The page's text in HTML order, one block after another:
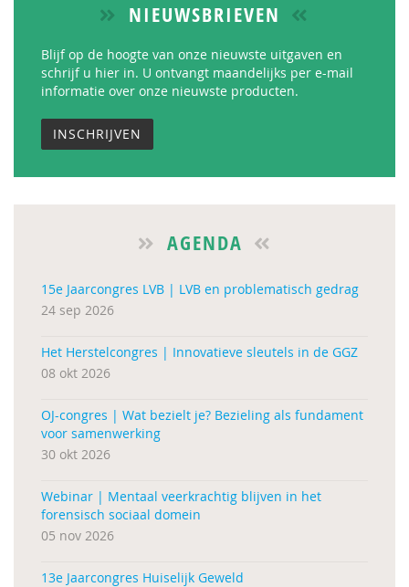
NIEUWSBRIEVEN
Blijf op de hoogte van onze nieuwste uitgaven en
schrijf u hier in. U ontvangt maandelijks per e-mail
informatie over onze nieuwste producten.
INSCHRIJVEN
AGENDA
15e Jaarcongres LVB | LVB en problematisch gedrag
24 sep 2026
Het Herstelcongres | Innovatieve sleutels in de GGZ
08 okt 2026
OJ-congres | Wat bezielt je? Bezieling als fundament
voor samenwerking
30 okt 2026
Webinar | Mentaal veerkrachtig blijven in het
forensisch sociaal domein
05 nov 2026
13e Jaarcongres Huiselijk Geweld